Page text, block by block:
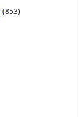
(853)